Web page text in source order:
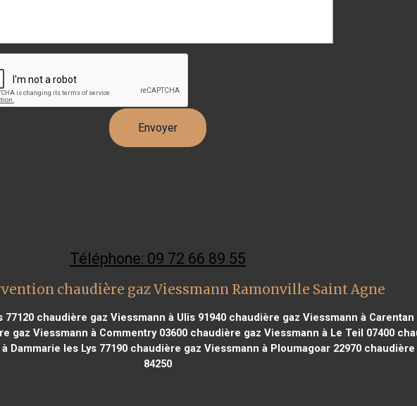
Téléphone: 09 72 66 89 55
chaudière gaz Viessmann Ramonville Saint Agne
77120 chaudière gaz Viessmann à Ulis 91940 chaudière gaz Viessmann à Carentan
gaz Viessmann à Commentry 03600 chaudière gaz Viessmann à Le Teil 07400
Dammarie les Lys 77190chaudière gaz Viessmann à Ploumagoar 22970chaudière
84250